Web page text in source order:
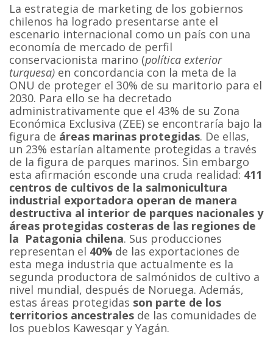
La estrategia de marketing de los gobiernos
chilenos ha logrado presentarse ante el
escenario internacional como un país con una
economía de mercado de perfil
conservacionista marino (política exterior
turquesa) en concordancia con la meta de la
ONU de proteger el 30% de su maritorio para el
2030. Para ello se ha decretado
administrativamente que el 43% de su Zona
Económica Exclusiva (ZEE) se encontraría bajo la
figura de áreas marinas protegidas. De ellas,
un 23% estarían altamente protegidas a través
de la figura de parques marinos. Sin embargo
esta afirmación esconde una cruda realidad: 411
centros de cultivos de la salmonicultura
industrial exportadora operan de manera
destructiva al interior de parques nacionales y
áreas protegidas costeras de las regiones de
la Patagonia chilena. Sus producciones
representan el 40% de las exportaciones de
esta mega industria que actualmente es la
segunda productora de salmónidos de cultivo a
nivel mundial, después de Noruega. Además,
estas áreas protegidas son parte de los
territorios ancestrales de las comunidades de
los pueblos Kawesqar y Yagán.